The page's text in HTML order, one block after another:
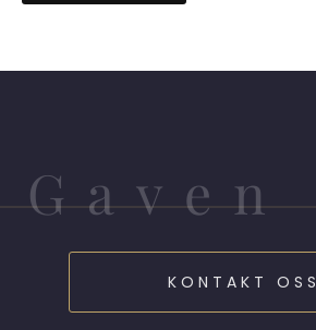
KONTAKT OSS
Gaven